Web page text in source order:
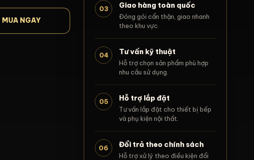
MUA NGAY
03 Giao hàng toàn quốc
Đóng gói cẩn thận, giao nhanh
theo khu vực.
04 Tư vấn kỹ thuật
Hỗ trợ chọn sản phẩm phù hợp
nhu cầu sử dụng.
05 Hỗ trợ lắp đặt
Tư vấn lắp đặt cho thiết bị bếp
và phụ kiện nội thất.
06 Đổi trả theo chính sách
Hỗ trợ xử lý theo điều kiện đổi